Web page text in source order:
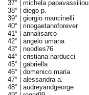
37° | michela papavassiliou
38° | diego p.
39° | giorgio mancinelli
40° | rinogaetanoforever
41° | annalisarco
42° | angelo umana
43° | noodles76
44° | cristiana narducci
45° | gabriella
46° | domenico maria
47° | alessandra a.
48° | audreyandgeorge